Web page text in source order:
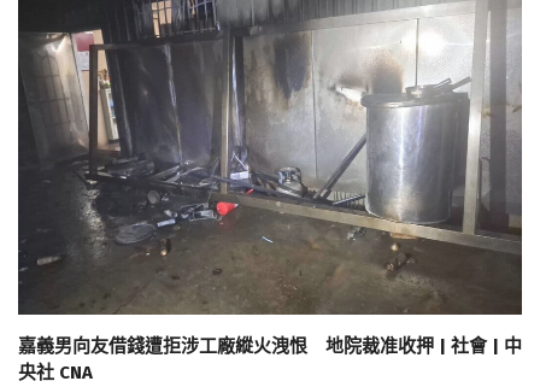
嘉義男向友借錢遭拒涉工廠縱火洩恨 地院裁准收押 | 社會 | 中
央社 CNA